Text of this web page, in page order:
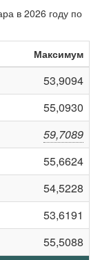
в 2026 году по
Максимум
53,9094
55,0930
59,7089
55,6624
54,5228
53,6191
55,5088